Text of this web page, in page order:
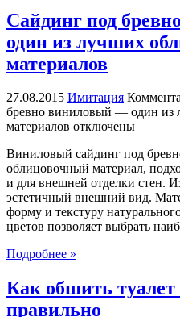
Сайдинг под
один из лучших
материалов
27.08.2015 Имитация
бревно виниловый — один из
материалов отключены
Виниловый сайдинг под
облицовочный материал,
и для внешней отделки стен.
эстетичный внешний вид.
форму и текстуру
цветов позволяет выбрать
Подробнее »
Как обшить туалет
правильно